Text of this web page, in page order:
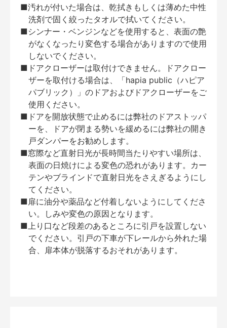
■汚れが付いた場合は、乾拭きもしくは薄めた中性
洗剤で固く絞ったタオルで拭いてください。
■シンナー・ベンジンなどを使用すると、表面の艶
がなくなったり変色する場合がありますので使用
しないでください。
■ドアクローザーは取付けできません。ドアクロー
ザーを取付ける場合は、「hapia public（ハピア
パブリック）」のドアおよびドアクローザーをご
使用ください。
■ドアを開放状態で止めるには弊社のドアストッパ
ーを、ドアが閉まる勢いを緩めるには弊社の開き
戸ダンパーをお勧めします。
■窓際など直射日光が長時間当たりやすい場所は、
表面の日焼けによる変色の恐れがあります。カー
テンやブラインドで直射日光をさえぎるようにし
てください。
■扉に油分や薬品など付着しないようにしてくださ
い。しみや変色の原因となります。
■上り口など段差のあるところに引戸を設置しない
でください。引戸の下車が下レールから外れた場
合、扉本体が脱落するおそれがあります。